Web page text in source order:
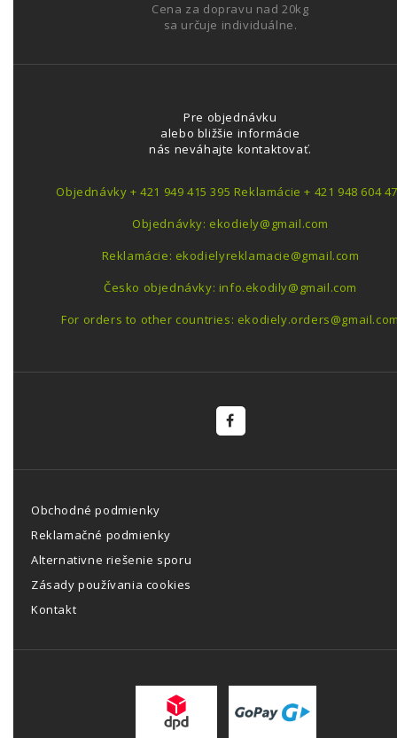
Cena za dopravu nad 20kg
sa určuje individuálne.
Pre objednávku
alebo bližšie informácie
nás neváhajte kontaktovať.
Objednávky + 421 949 415 395 Reklamácie + 421 948 604
Objednávky: ekodiely@gmail.com
Reklamácie: ekodielyreklamacie@gmail.com
Česko objednávky: info.ekodily@gmail.com
For orders to other countries:
Obchodné podmienky
Reklamačné podmienky
Alternativne riešenie sporu
Zásady používania cookies
Kontakt